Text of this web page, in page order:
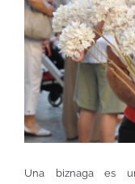
Una biznaga es